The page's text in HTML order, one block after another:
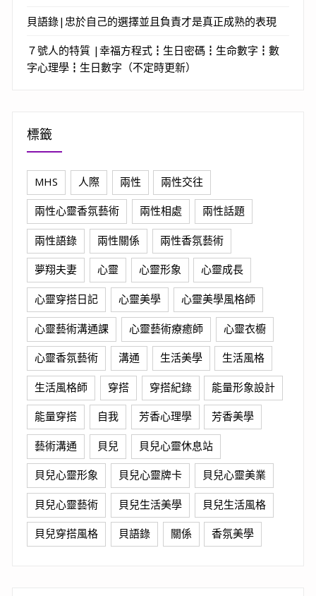
貝語錄|忠於自己的選擇並且負責才是真正成熟的表現
７號人的特質 |幸福方程式┇生日密碼┇生命數字┇數
字心理學┇生日數字（不定時更新）
標籤
MHS 人際 兩性 兩性交往
兩性心靈香氛藝術 兩性相處 兩性話題
兩性語錄 兩性關係 兩性香氛藝術
夢翔夫妻 心靈 心靈形象 心靈成長
心靈穿搭日記 心靈美學 心靈美學風格師
心靈藝術溝通課 心靈藝術療癒師 心靈衣櫥
心靈香氛藝術 溝通 生活美學 生活風格
生活風格師 穿搭 穿搭紀錄 能量形象設計
能量穿搭 自我 芳香心理學 芳香美學
藝術溝通 貝兒 貝兒心靈休息站
貝兒心靈形象 貝兒心靈牌卡 貝兒心靈美業
貝兒心靈藝術 貝兒生活美學 貝兒生活風格
貝兒穿搭風格 貝語錄 關係 香氛美學